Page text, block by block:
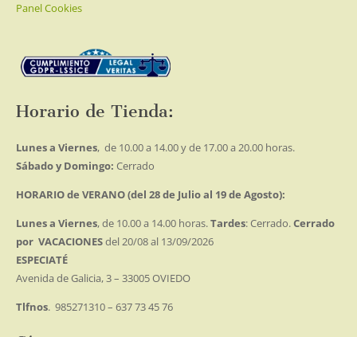
Panel Cookies
Horario de Tienda:
Lunes a Viernes, de 10.00 a 14.00 y de 17.00 a 20.00 horas.
Sábado y Domingo: Cerrado
HORARIO de VERANO (del 28 de Julio al 19 de Agosto):
Lunes a Viernes, de 10.00 a 14.00 horas.Tardes: Cerrado.Cerrado
por VACACIONESdel 20/08 al 13/09/2026
ESPECIATÉ
Avenida de Galicia, 3 – 33005 OVIEDO
Tlfnos. 985271310 – 637 73 45 76